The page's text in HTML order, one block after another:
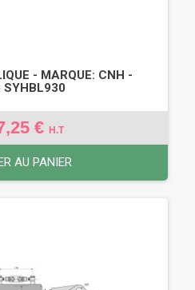
- MARQUE: CNH -
SYHBL930
€ H.T
AU PANIER